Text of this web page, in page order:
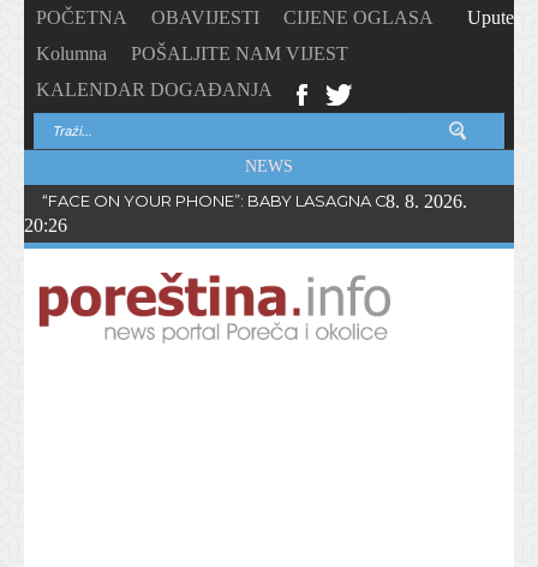
POČETNA OBAVIJESTI
CIJENE OGLASA
Kolumna
POŠALJITE NAM VIJEST
KALENDAR DOGAĐANJA
Upute
NEWS
“FACE ON YOUR PHONE”: BABY LASAGNA OBJAVIO NOVI
8. 8. 2026.
20:26